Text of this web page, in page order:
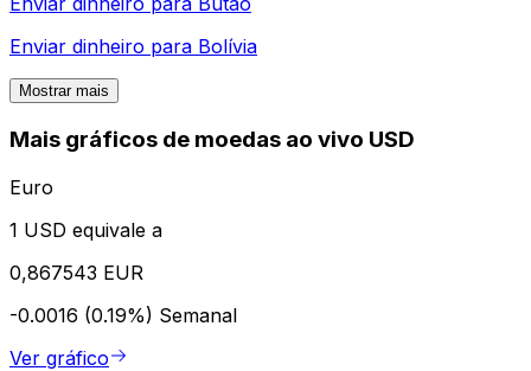
Enviar dinheiro para Bolívia
Mostrar mais
Mais gráficos de moedas ao vivo USD
Euro
1 USD equivale a
0,867543 EUR
-0.0016 (0.19%) Semanal
Ver gráfico